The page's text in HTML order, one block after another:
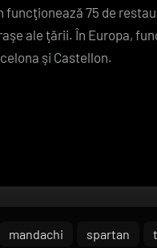
funcţionează 75 de
ale ţării. În Europa,
şi Castellon.
mandachi spartan